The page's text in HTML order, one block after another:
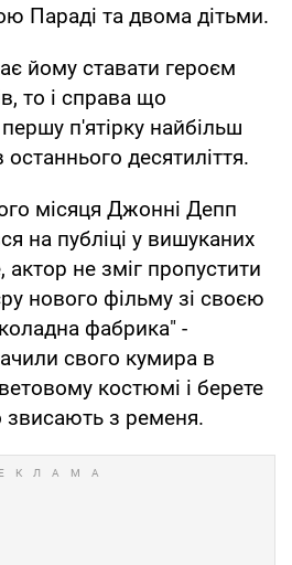
Параді та двома дітьми.
йому ставати героєм
то і справа що
п'ятірку найбільш
останнього десятиліття.
місяця Джонні Депп
на публіці у вишуканих
не зміг пропустити
нового фільму зі своєю
фабрика" -
свого кумира в
костюмі і берете
з ременя.